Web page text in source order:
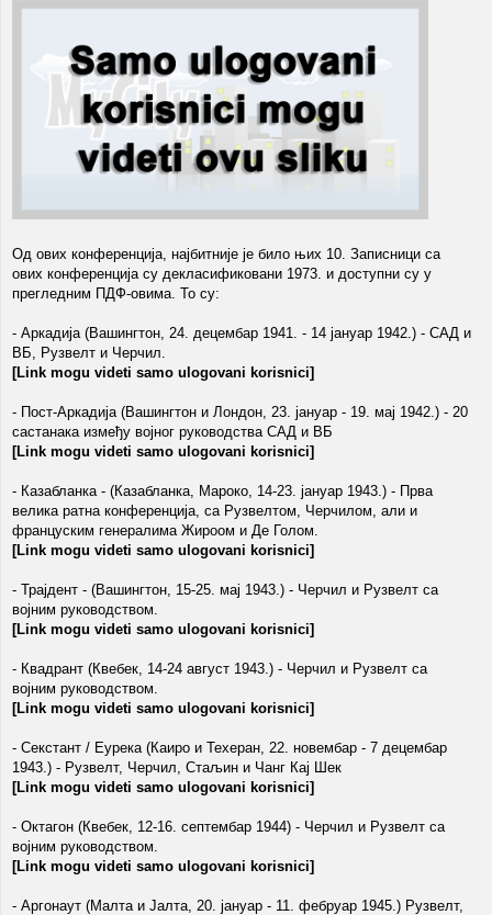
Од ових конференција, најбитније је било њих 10. Записници са
ових конференција су декласификовани 1973. и доступни су у
прегледним ПДФ-овима. То су:
- Аркадија (Вашингтон, 24. децембар 1941. - 14 јануар 1942.) - САД и
ВБ, Рузвелт и Черчил.
[Link mogu videti samo ulogovani korisnici]
- Пост-Аркадија (Вашингтон и Лондон, 23. јануар - 19. мај 1942.) - 20
састанака између војног руководства САД и ВБ
[Link mogu videti samo ulogovani korisnici]
- Казабланка - (Казабланка, Мароко, 14-23. јануар 1943.) - Прва
велика ратна конференција, са Рузвелтом, Черчилом, али и
француским генералима Жироом и Де Голом.
[Link mogu videti samo ulogovani korisnici]
- Трајдент - (Вашингтон, 15-25. мај 1943.) - Черчил и Рузвелт са
војним руководством.
[Link mogu videti samo ulogovani korisnici]
- Квадрант (Квебек, 14-24 август 1943.) - Черчил и Рузвелт са
војним руководством.
[Link mogu videti samo ulogovani korisnici]
- Секстант / Еурека (Каиро и Техеран, 22. новембар - 7 децембар
1943.) - Рузвелт, Черчил, Стаљин и Чанг Кај Шек
[Link mogu videti samo ulogovani korisnici]
- Октагон (Квебек, 12-16. септембар 1944) - Черчил и Рузвелт са
војним руководством.
[Link mogu videti samo ulogovani korisnici]
- Аргонаут (Малта и Јалта, 20. јануар - 11. фебруар 1945.) Рузвелт,